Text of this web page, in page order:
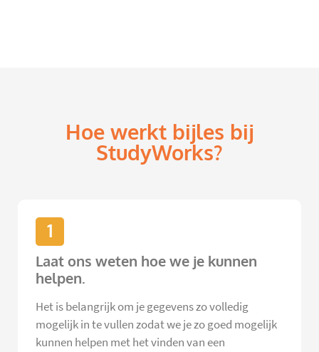
Hoe werkt bijles bij
StudyWorks?
1
Laat ons weten hoe we je kunnen
helpen.
Het is belangrijk om je gegevens zo volledig
mogelijk in te vullen zodat we je zo goed mogelijk
kunnen helpen met het vinden van een